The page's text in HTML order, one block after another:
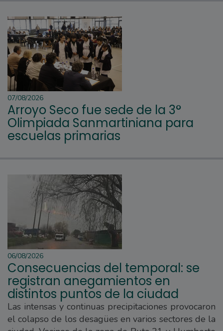
07/08/2026
Arroyo Seco fue sede de la 3°
Olimpiada Sanmartiniana para
escuelas primarias
06/08/2026
Consecuencias del temporal: se
registran anegamientos en
distintos puntos de la ciudad
Las intensas y continuas precipitaciones provocaron
el colapso de los desagües en varios sectores de la